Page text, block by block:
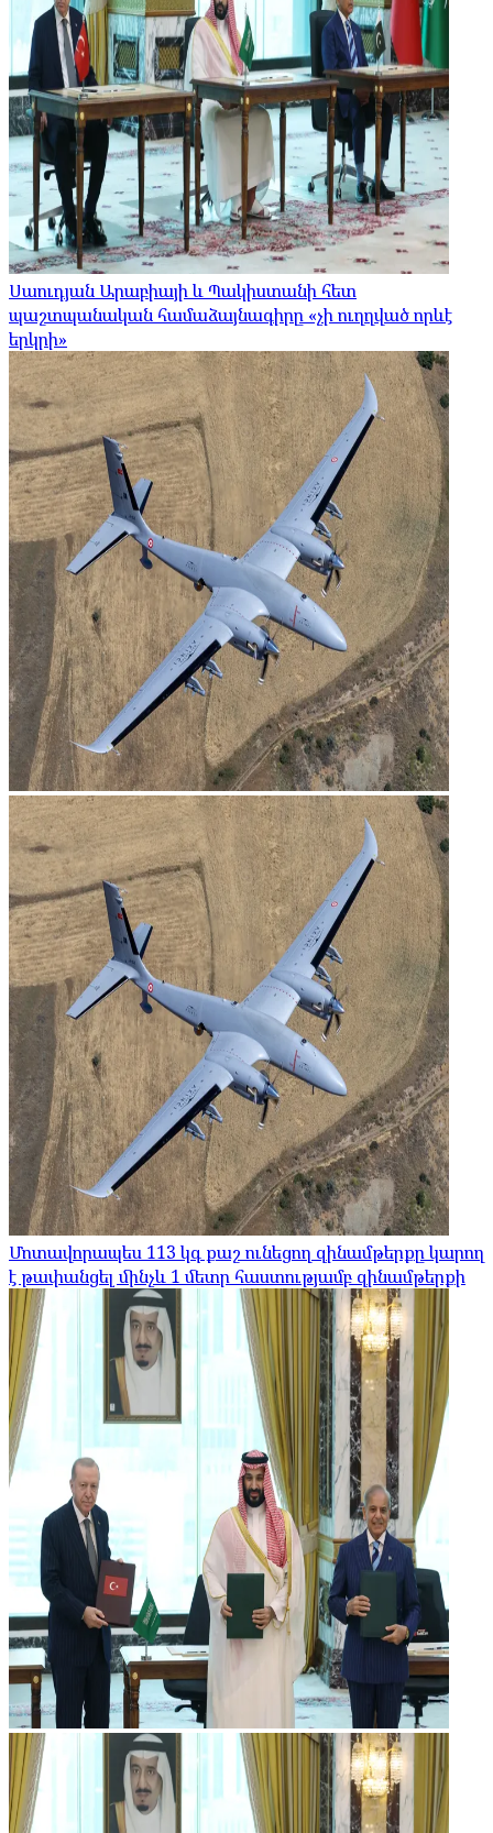
Սաուդյան Արաբիայի և Պակիստանի հետ
պաշտպանական համաձայնագիրը «չի ուղղված որևէ
երկրի»
Մոտավորապես 113 կգ քաշ ունեցող զինամթերքը կարող
է թափանցել մինչև 1 մետր հաստությամբ զինամթերքի